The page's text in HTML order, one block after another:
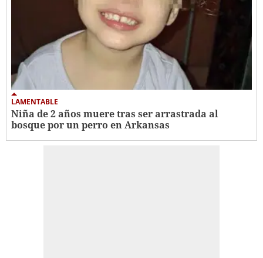
LAMENTABLE
Niña de 2 años muere tras ser arrastrada al
bosque por un perro en Arkansas